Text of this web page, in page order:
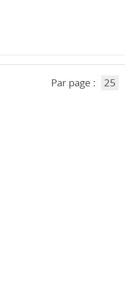
Par page : 25